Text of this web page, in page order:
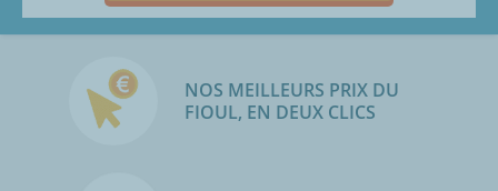
NOS MEILLEURS PRIX DU
FIOUL, EN DEUX CLICS